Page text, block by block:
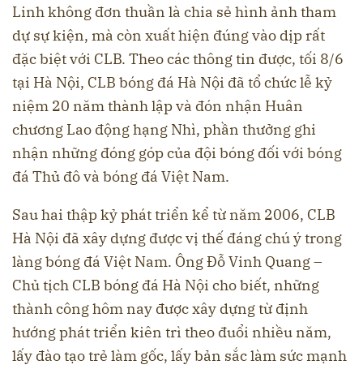
Linh không đơn thuần là chia sẻ hình ảnh tham
dự sự kiện, mà còn xuất hiện đúng vào dịp rất
đặc biệt với CLB. Theo các thông tin được, tối 8/6
tại Hà Nội, CLB bóng đá Hà Nội đã tổ chức lễ kỷ
niệm 20 năm thành lập và đón nhận Huân
chương Lao động hạng Nhì, phần thưởng ghi
nhận những đóng góp của đội bóng đối với bóng
đá Thủ đô và bóng đá Việt Nam.
Sau hai thập kỷ phát triển kể từ năm 2006, CLB
Hà Nội đã xây dựng được vị thế đáng chú ý trong
làng bóng đá Việt Nam. Ông Đỗ Vinh Quang –
Chủ tịch CLB bóng đá Hà Nội cho biết, những
thành công hôm nay được xây dựng từ định
hướng phát triển kiên trì theo đuổi nhiều năm,
lấy đào tạo trẻ làm gốc, lấy bản sắc làm sức mạnh